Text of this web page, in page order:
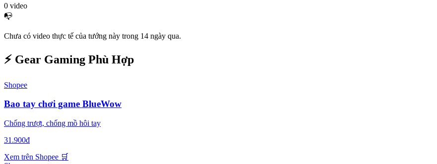
0 video
📭
Chưa có video thực tế của tướng này trong 14 ngày qua.
⚡ Gear Gaming Phù Hợp
Shopee
Bao tay chơi game BlueWow
Chống trượt, chống mồ hôi tay
31.900đ
Xem trên Shopee 🛒